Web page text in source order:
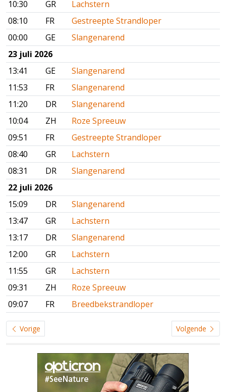
10:30
GR
Lachstern
08:10
FR
Gestreepte Strandloper
00:00
GE
Slangenarend
23 juli 2026
13:41
GE
Slangenarend
11:53
FR
Slangenarend
11:20
DR
Slangenarend
10:04
ZH
Roze Spreeuw
09:51
FR
Gestreepte Strandloper
08:40
GR
Lachstern
08:31
DR
Slangenarend
22 juli 2026
15:09
DR
Slangenarend
13:47
GR
Lachstern
13:17
DR
Slangenarend
12:00
GR
Lachstern
11:55
GR
Lachstern
09:31
ZH
Roze Spreeuw
09:07
FR Breedbekstrandloper
Vorige Volgende